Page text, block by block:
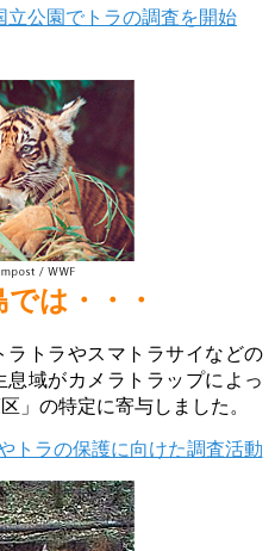
立公園でトラの調査を開始
は・・・
トラやスマトラサイなどの
域がカメラトラップによっ
」の特定に寄与しました。
トラの保護に向けた調査活動